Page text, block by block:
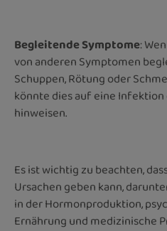
Begleitende Symptome:
von anderen Symptomen
Schuppen, Rötung oder
könnte dies auf eine
hinweisen.
Es ist wichtig zu beachten,
Ursachen geben kann,
in der Hormonproduktion,
Ernährung und medizinische